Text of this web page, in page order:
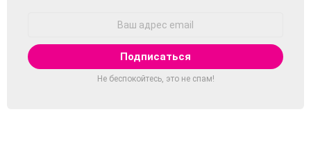
Не беспокойтесь, это не спам!